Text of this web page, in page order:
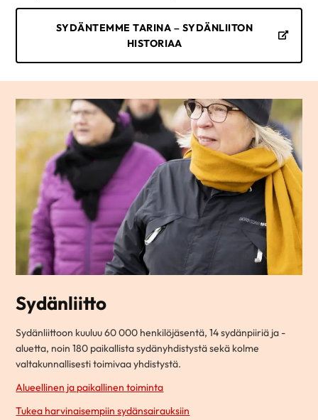
SYDÄNTEMME TARINA – SYDÄNLIITON
HISTORIAA
Sydänliitto
Sydänliittoon kuuluu 60 000 henkilöjäsentä, 14 sydänpiiriä ja -
aluetta, noin 180 paikallista sydänyhdistystä sekä kolme
valtakunnallisesti toimivaa yhdistystä.
Alueellinen ja paikallinen toiminta
Tukea harvinaisempiin sydänsairauksiin